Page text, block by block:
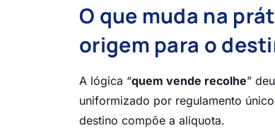
O que muda na
origem para o
A lógica “quem vende recolhe”
uniformizado por regulamento
destino compõe a alíquota.